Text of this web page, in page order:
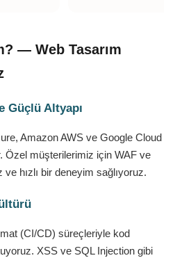
— Web Tasarım
Güçlü Altyapı
Amazon AWS ve Google Cloud
Özel müşterilerimiz için WAF ve
hızlı bir deneyim sağlıyoruz.
(CI/CD) süreçleriyle kod
XSS ve SQL Injection gibi